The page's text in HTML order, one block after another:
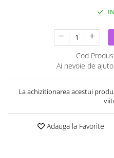
Cod
Ai nevoie de
La achizitionarea acestui
Adauga la Favorite